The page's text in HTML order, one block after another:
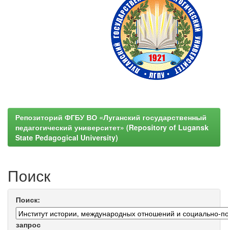
Репозиторий ФГБУ ВО «Луганский государственный
педагогический университет» (Repository of Lugansk
State Pedagogical University)
Поиск
Поиск:
запрос